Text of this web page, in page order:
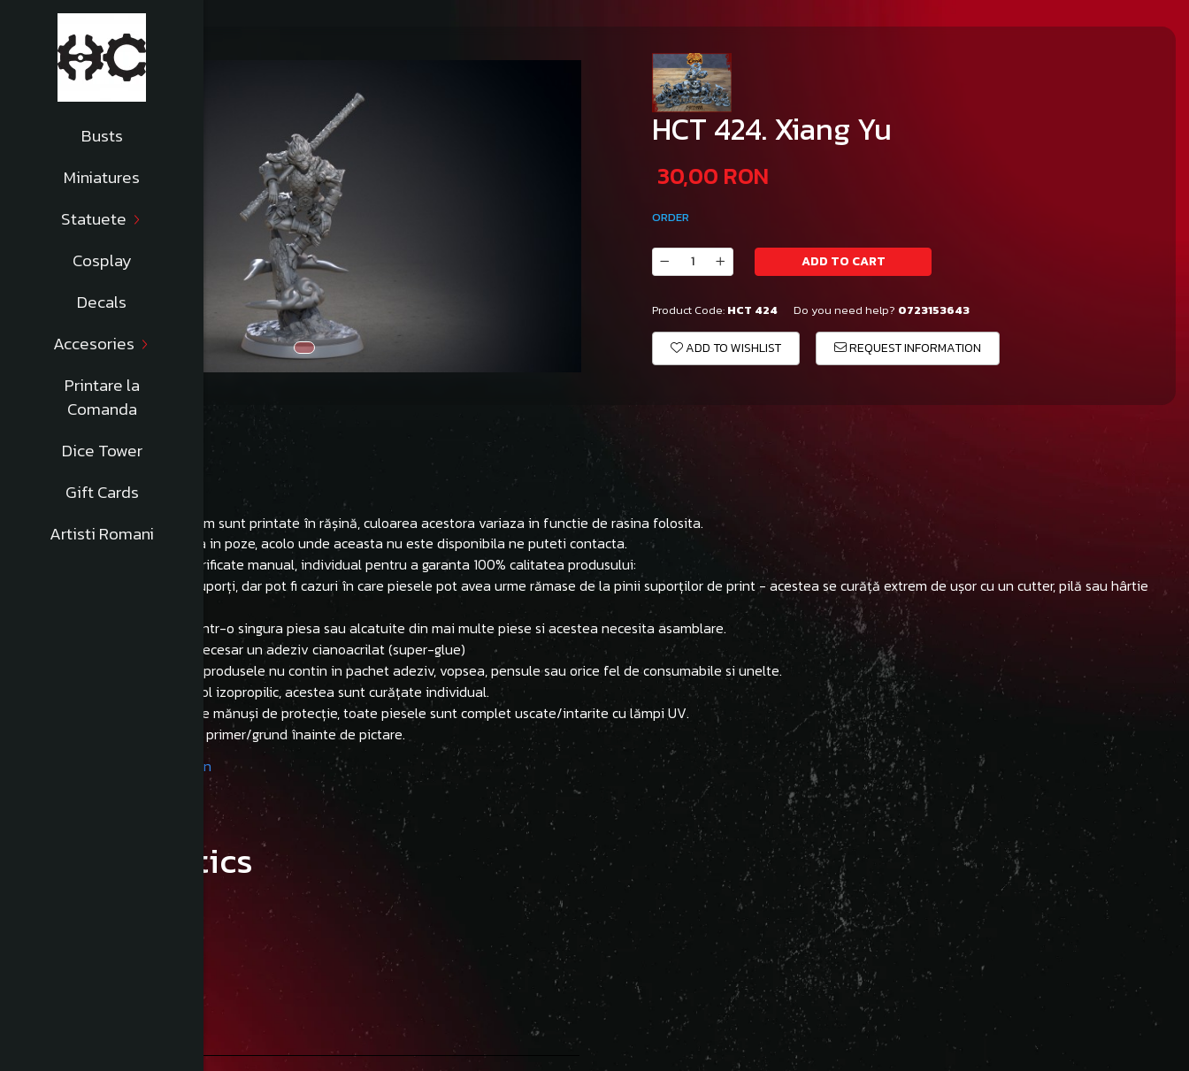
Busts
Miniatures
Statuete
Cosplay
Decals
Accesories
Printare la
Comanda
Dice Tower
Gift Cards
Artisti Romani
HCT 424. Xiang Yu
30,00 RON
ORDER
ADD TO CART
Product Code: HCT 424 Do you need help? 0723153643
ADD TO WISHLIST REQUEST INFORMATION
Description
Toate miniaturile Hobby Custom sunt printate în rășină, culoarea acestora variaza in functie de rasina folosita.
Inaltimea acestora este afisata in poze, acolo unde aceasta nu este disponibila ne puteti contacta.
După printare acestea sunt verificate manual, individual pentru a garanta 100% calitatea produsului:
- Miniatura vine curățată de suporți, dar pot fi cazuri în care piesele pot avea urme rămase de la pinii suporților de print - acestea se curăță extrem de ușor cu un cutter, pilă sau hârtie
- Produsele printate pot veni intr-o singura piesa sau alcatuite din mai multe piese si acestea necesita asamblare.
- Pentru lipirea pieselor este necesar un adeziv cianoacrilat (super-glue)
-Trebuie sa aveti in vedere ca produsele nu contin in pachet adeziv, vopsea, pensule sau orice fel de consumabile si unelte.
- NU necesită curățare cu alcool izopropilic, acestea sunt curățate individual.
- NU este necesară purtarea de mănuși de protecție, toate piesele sunt complet uscate/intarite cu lămpi UV.
- Se recomandă folosirea unui primer/grund înainte de pictare.
Product compliance information
Characteristics